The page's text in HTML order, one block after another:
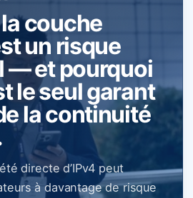
couche
un risque
— et pourquoi
le seul garant
la continuité
directe d’IPv4 peut
à davantage de risque